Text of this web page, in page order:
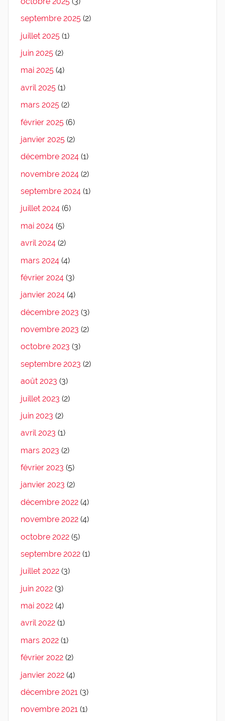
septembre 2025 (2)
juillet 2025 (1)
juin 2025 (2)
mai 2025 (4)
avril 2025 (1)
mars 2025 (2)
février 2025 (6)
janvier 2025 (2)
décembre 2024 (1)
novembre 2024 (2)
septembre 2024 (1)
juillet 2024 (6)
mai 2024 (5)
avril 2024 (2)
mars 2024 (4)
février 2024 (3)
janvier 2024 (4)
décembre 2023 (3)
novembre 2023 (2)
octobre 2023 (3)
septembre 2023 (2)
août 2023 (3)
juillet 2023 (2)
juin 2023 (2)
avril 2023 (1)
mars 2023 (2)
février 2023 (5)
janvier 2023 (2)
décembre 2022 (4)
novembre 2022 (4)
octobre 2022 (5)
septembre 2022 (1)
juillet 2022 (3)
juin 2022 (3)
mai 2022 (4)
avril 2022 (1)
mars 2022 (1)
février 2022 (2)
janvier 2022 (4)
décembre 2021 (3)
novembre 2021 (1)